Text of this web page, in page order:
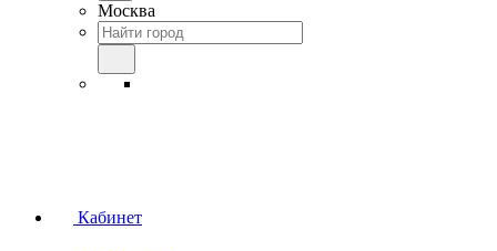
Москва
Кабинет